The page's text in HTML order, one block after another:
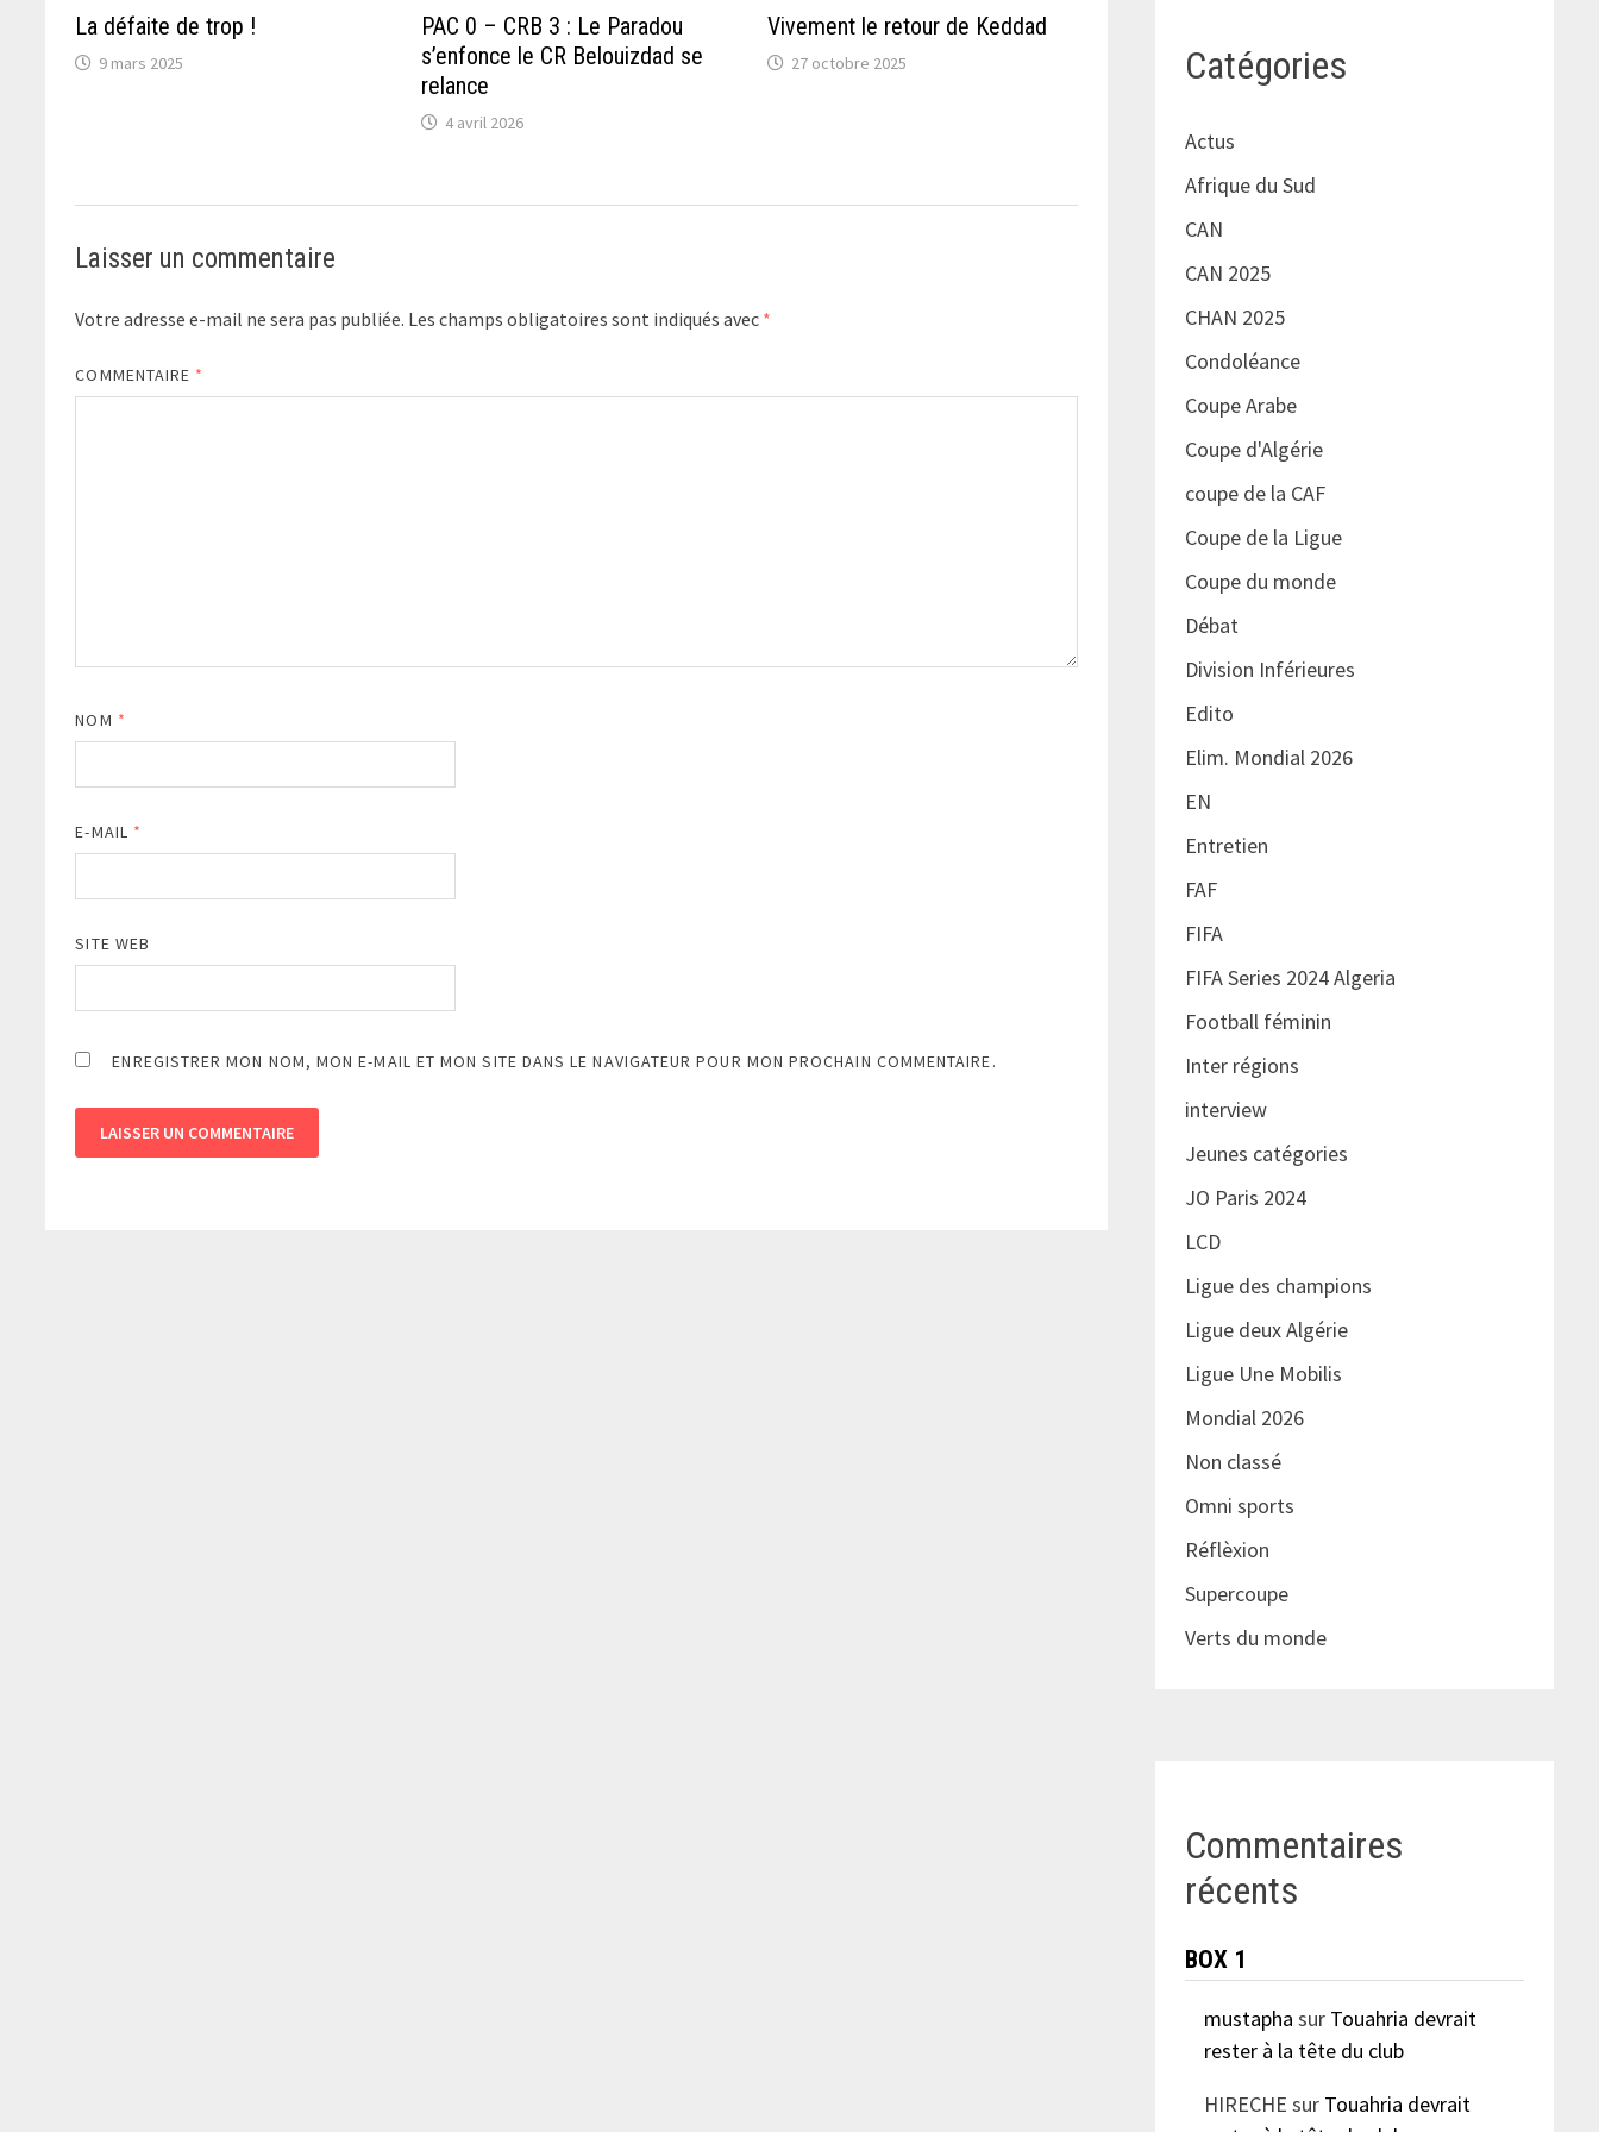
La défaite de trop !
9 mars 2025
PAC 0 – CRB 3 : Le Paradou
s’enfonce le CR Belouizdad se
relance
4 avril 2026
Vivement le retour de Keddad
27 octobre 2025
Laisser un commentaire
Votre adresse e-mail ne sera pas publiée. Les champs obligatoires sont indiqués avec *
COMMENTAIRE *
NOM *
E-MAIL *
SITE WEB
ENREGISTRER MON NOM, MON E-MAIL ET MON SITE DANS LE NAVIGATEUR POUR MON PROCHAIN COMMENTAIRE.
Catégories
Actus
Afrique du Sud
CAN
CAN 2025
CHAN 2025
Condoléance
Coupe Arabe
Coupe d'Algérie
coupe de la CAF
Coupe de la Ligue
Coupe du monde
Débat
Division Inférieures
Edito
Elim. Mondial 2026
EN
Entretien
FAF
FIFA
FIFA Series 2024 Algeria
Football féminin
Inter régions
interview
Jeunes catégories
JO Paris 2024
LCD
Ligue des champions
Ligue deux Algérie
Ligue Une Mobilis
Mondial 2026
Non classé
Omni sports
Réflèxion
Supercoupe
Verts du monde
Commentaires
récents
BOX 1
mustapha sur Touahria devrait
rester à la tête du club
HIRECHE sur Touahria devrait